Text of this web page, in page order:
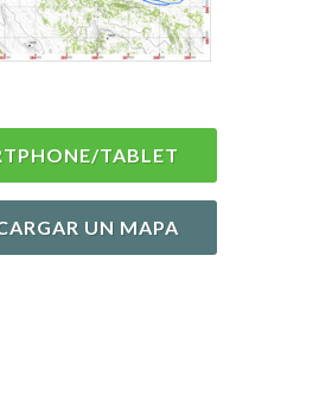
TABLET
UN MAPA